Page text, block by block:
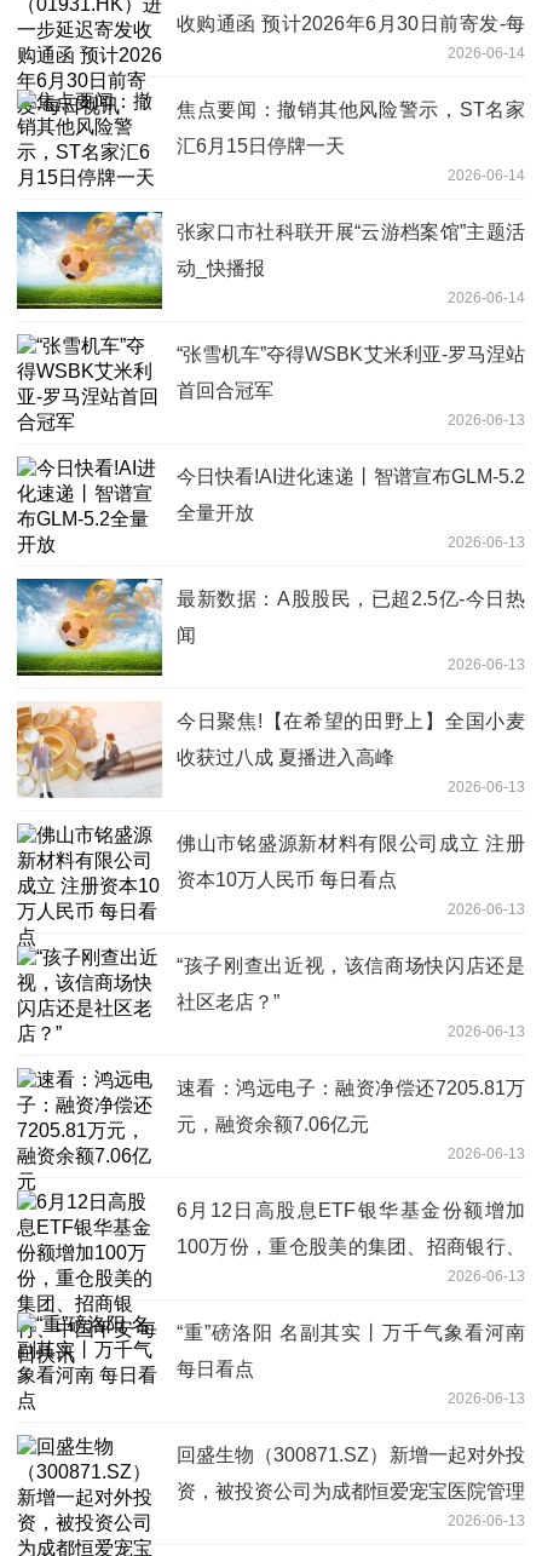
收购通函 预计2026年6月30日前寄发-每
2026-06-14
焦点要闻：撤销其他风险警示，ST名家
汇6月15日停牌一天
2026-06-14
张家口市社科联开展“云游档案馆”主题活
动_快播报
2026-06-14
“张雪机车”夺得WSBK艾米利亚-罗马涅站
首回合冠军
2026-06-13
今日快看!AI进化速递丨智谱宣布GLM-5.2
全量开放
2026-06-13
最新数据：A股股民，已超2.5亿-今日热
闻
2026-06-13
今日聚焦!【在希望的田野上】全国小麦
收获过八成 夏播进入高峰
2026-06-13
佛山市铭盛源新材料有限公司成立 注册
资本10万人民币 每日看点
2026-06-13
“孩子刚查出近视，该信商场快闪店还是
社区老店？”
2026-06-13
速看：鸿远电子：融资净偿还7205.81万
元，融资余额7.06亿元
2026-06-13
6月12日高股息ETF银华基金份额增加
100万份，重仓股美的集团、招商银行、
2026-06-13
“重”磅洛阳 名副其实丨万千气象看河南
每日看点
2026-06-13
回盛生物（300871.SZ）新增一起对外投
资，被投资公司为成都恒爱宠宝医院管理
2026-06-13